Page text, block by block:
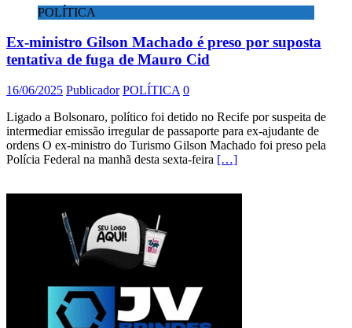
POLÍTICA
Ex-ministro Gilson Machado é preso por suposta
tentativa de fuga de Mauro Cid
16/06/2025 Publicador POLÍTICA 0
Ligado a Bolsonaro, político foi detido no Recife por suspeita de
intermediar emissão irregular de passaporte para ex-ajudante de
ordens O ex-ministro do Turismo Gilson Machado foi preso pela
Polícia Federal na manhã desta sexta-feira […]